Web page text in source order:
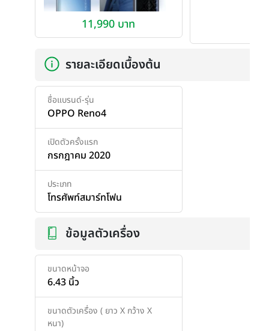
11,990 บาท
รายละเอียดเบื้องต้น
ชื่อแบรนด์-รุ่น
OPPO Reno4
เปิดตัวครั้งแรก
กรกฎาคม 2020
ประเภท
โทรศัพท์สมาร์ทโฟน
ข้อมูลตัวเครื่อง
ขนาดหน้าจอ
6.43 นิ้ว
ขนาดตัวเครื่อง ( ยาว X กว้าง X
หนา)